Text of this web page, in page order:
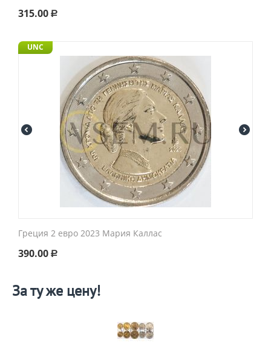
315.00 Р
UNC
Греция 2 евро 2023 Мария Каллас
390.00 Р
За ту же цену!